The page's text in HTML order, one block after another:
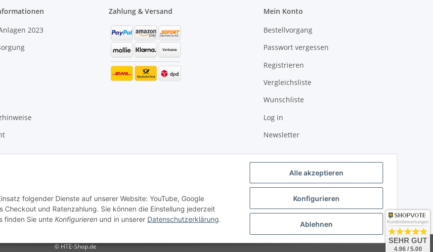
2023
Zahlung & Versand Mein Konto
Bestellvorgang
Passwort vergessen
Registrieren
Vergleichsliste
Wunschliste
Log in
Newsletter
© HTE-Shop.de
folgender Dienste auf unserer Website: YouTube, Google
Checkout und Ratenzahlung. Sie können die Einstellung jederzeit
finden Sie unte Konfigurieren und in unserer Datenschutzerklärung.
Alle akzeptieren
Konfigurieren
Ablehnen Kundenbewertungen
SEHR GUT
4.96 / 5.00